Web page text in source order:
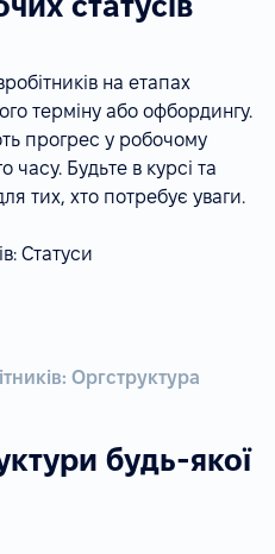
на етапах
терміну або офбордингу.
прогрес у робочому
часу. Будьте в курсі та
тих, хто потребує уваги.
Оргструктура
будь-якої